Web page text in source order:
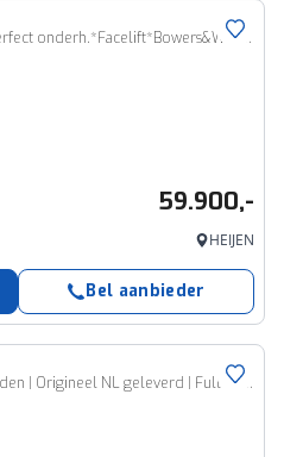
5.0 V8 510PK S/C Convertible*Perfect onderh.*Facelift*Bowers&Wilkins/Stoelverw./Stuurverw./Stoelkoeling/Alcantara Stuur/Camera/Windscherm/Bi-Xenon/Keyless Entry+Go/Memorie/Parkeersens.V+A/20inch LM/VOL*
59.900,-
HEIJEN
Bel aanbieder
4.2 V8 Coupé | Dealer onderhouden | Origineel NL geleverd | Full Service History